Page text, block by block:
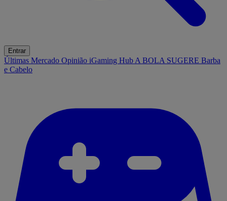
Entrar
Últimas Mercado Opinião iGaming Hub A BOLA SUGERE Barba
e Cabelo